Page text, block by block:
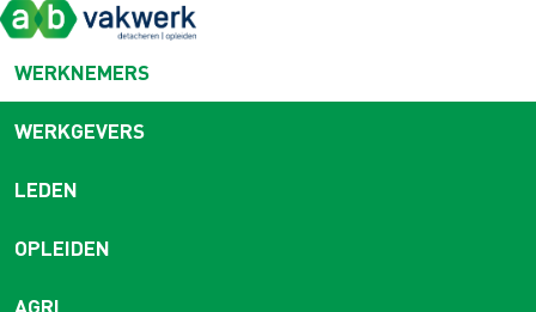
WERKNEMERS
WERKGEVERS
LEDEN
OPLEIDEN
AGRI